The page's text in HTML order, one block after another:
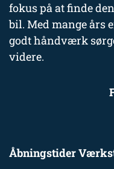
fokus på at finde
bil. Med mange års
godt håndværk
videre.
Åbningstider